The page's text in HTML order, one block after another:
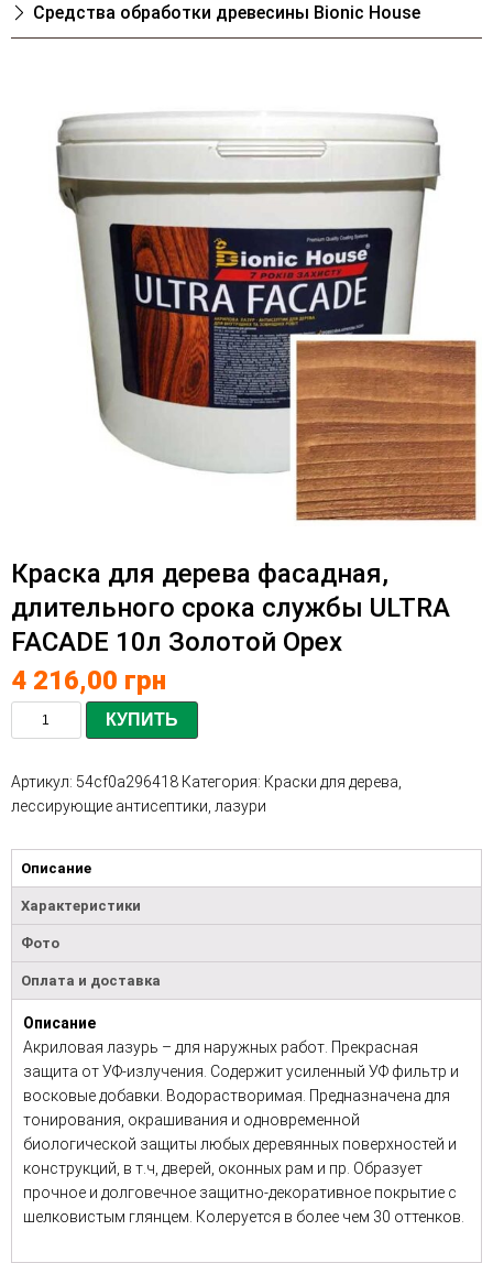
Cредства обработки древесины Bionic House
Краска для дерева фасадная,
длительного срока службы ULTRA
FACADE 10л Золотой Орех
4 216,00 грн
КУПИТЬ
Артикул: 54cf0a296418 Категория: Краски для дерева,
лессирующие антисептики, лазури
Описание
Характеристики
Фото
Оплата и доставка
Описание
Акриловая лазурь – для наружных работ. Прекрасная
защита от УФ-излучения. Содержит усиленный УФ фильтр и
восковые добавки. Водорастворимая. Предназначена для
тонирования, окрашивания и одновременной
биологической защиты любых деревянных поверхностей и
конструкций, в т.ч, дверей, оконных рам и пр. Образует
прочное и долговечное защитно-декоративное покрытие с
шелковистым глянцем. Колеруется в более чем 30 оттенков.